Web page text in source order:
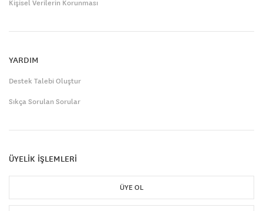
Kişisel Verilerin Korunması
YARDIM
Destek Talebi Oluştur
Sıkça Sorulan Sorular
ÜYELİK İŞLEMLERİ
ÜYE OL